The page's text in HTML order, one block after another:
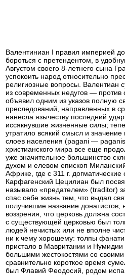
Валентиниан I правил империей
бороться с претендентом, в
Августом своего 8-летнего сына
успокоить народ относительно
религиозные вопросы. Валентиан
из современных недугов — против
объявил одним из указов полную
преследований, направленных в
нанесла язычеству последний
иссякнувшие жизненные силы;
утратило всякий смысл и
слоев населения (pagani —
христианского мира все еще
уже значительное большинство
духом и елевом епископ
Африке, где с 311 г.
Карфагенский Цецилиан был
называло «предателем» (traditor)
спас себе жизнь тем, что выдал
получившие название донатистов,
воззрения, что церковь должна
с существующей церковью был
людей нечистых или не вполне
ни к чему хорошему: толпы
пристало в Мавритании и
большими жестокостями со
сравнительно короткое время
был Флавий Феодосий, родом